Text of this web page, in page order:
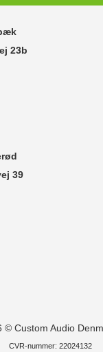
23b
39
© Custom Audio
CVR-nummer: 22024132